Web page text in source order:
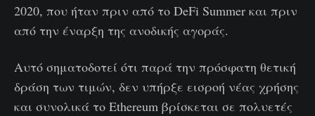
2020, που ήταν πριν από το DeFi Summer και πριν
από την έναρξη της ανοδικής αγοράς.
Αυτό σηματοδοτεί ότι παρά την πρόσφατη θετική
δράση των τιμών, δεν υπήρξε εισροή νέας χρήσης
και συνολικά το Ethereum βρίσκεται σε πολυετές